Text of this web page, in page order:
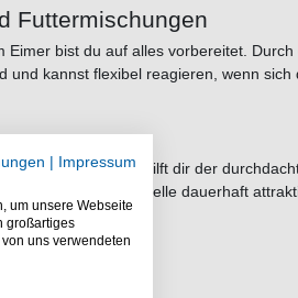
Futtermischungen
bist du auf alles vorbereitet.
und kannst flexibel reagieren, wenn sich
oder Brassen hilft dir der
und die Futterstelle dauerhaft
Blick
Impressum
um unsere Webseite
großartiges
uns verwendeten